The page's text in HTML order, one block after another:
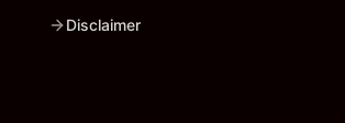
Disclaimer